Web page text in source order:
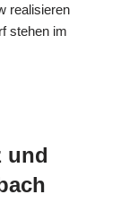
realisieren
stehen im
und